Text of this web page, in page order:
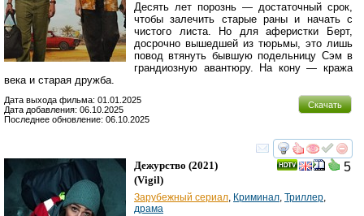
Десять лет порознь — достаточный срок,
чтобы залечить старые раны и начать с
чистого листа. Но для аферистки Берт,
досрочно вышедшей из тюрьмы, это лишь
повод втянуть бывшую подельницу Сэм в
грандиозную авантюру. На кону — кража
века и старая дружба.
Скачать
Дата выхода фильма: 01.01.2025
Дата добавления: 06.10.2025
Последнее обновление: 06.10.2025
смотреть
5
Дежурство (2021)
(Vigil)
Зарубежный сериал, Криминал, Триллер,
драма